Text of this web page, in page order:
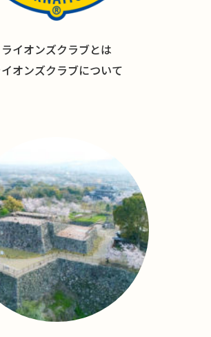
ライオンズクラブとは
オンズクラブについて